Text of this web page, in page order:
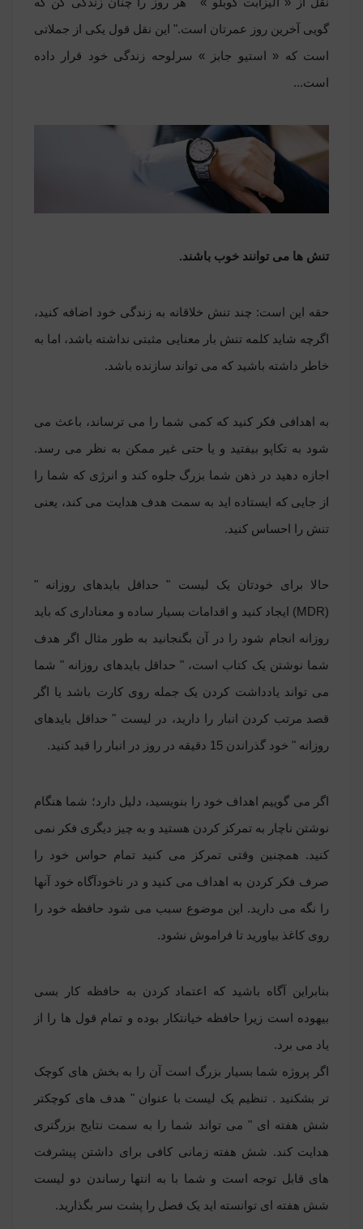
گویی آخرین روز عمرتان است." این نقل قول یکی از جملاتی
است که « استیو جابز » سرلوحه زندگی خود قرار داده
است...
تنش ها می توانند خوب باشند.
حقه این است: چند تنش خلاقانه به زندگی خود اضافه کنید،
اگرچه شاید کلمه تنش بار معنایی مثبتی نداشته باشد، اما به
خاطر داشته باشید که می تواند سازنده باشد.
به اهدافی فکر کنید که کمی شما را می ترساند، باعث می
شود به تکاپو بیفتید و یا حتی غیر ممکن به نظر می رسد.
اجازه دهید در ذهن شما بزرگ جلوه کند و انرژی که شما را
از جایی که ایستاده اید به سمت هدف هدایت می کند، یعنی
تنش را احساس کنید.
حالا برای خودتان یک لیست " حداقل بایدهای روزانه "
(MDR) ایجاد کنید و اقدامات بسیار ساده و معناداری که باید
روزانه انجام شود را در آن بگنجانید به طور مثال اگر هدف
شما نوشتن یک کتاب است، " حداقل بایدهای روزانه " شما
می تواند یادداشت کردن یک جمله روی کارت باشد یا اگر
قصد مرتب کردن انبار را دارید، در لیست " حداقل بایدهای
روزانه " خود گذراندن 15 دقیقه در روز در انبار را قید کنید.
اگر می گوییم اهداف خود را بنویسید، دلیل دارد؛ شما هنگام
نوشتن ناچار به تمرکز کردن هستید و به چیز دیگری فکر نمی
کنید. همچنین وقتی تمرکز می کنید تمام حواس خود را
صرف فکر کردن به اهداف می کنید و در ناخودآگاه خود آنها
را نگه می دارید. این موضوع سبب می شود حافظه خود را
روی کاغذ بیاورید تا فراموش نشود.
بنابراین آگاه باشید که اعتماد کردن به حافظه کار بسی
بیهوده است زیرا حافظه خیانتکار بوده و تمام قول ها را از
یاد می برد.
اگر پروژه شما بسیار بزرگ است آن را به بخش های کوچک
تر بشکنید . تنظیم یک لیست با عنوان " هدف های کوچکتر
شش هفته ای " می تواند شما را به سمت نتایج بزرگتری
هدایت کند. شش هفته زمانی کافی برای داشتن پیشرفت
های قابل توجه است و شما با به انتها رساندن دو لیست
شش هفته ای توانسته اید یک فصل را پشت سر بگذارید.